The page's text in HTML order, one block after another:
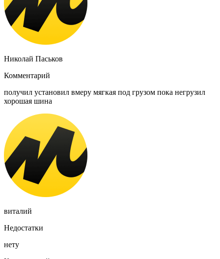
Николай Паськов
Комментарий
получил установил вмеру мягкая под грузом пока негрузил
хорошая шина
виталий
Недостатки
нету